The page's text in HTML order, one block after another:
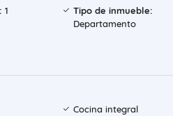
1
Tipo de inmueble:
Departamento
Cocina integral